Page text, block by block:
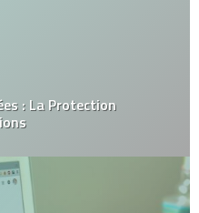
: La Protection